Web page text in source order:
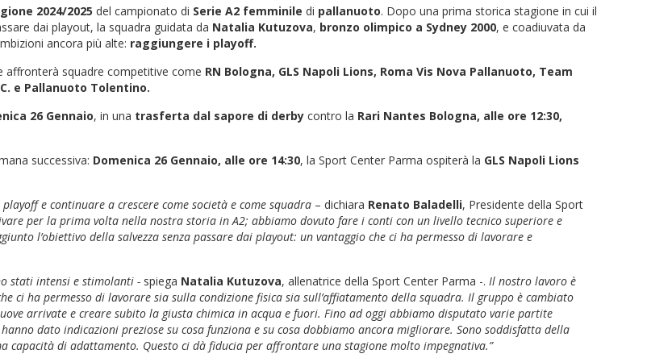
2024/2025 del campionato di Serie A2 femminile di pallanuoto. Dopo una prima storica stagione in cui il
dai playout, la squadra guidata da Natalia Kutuzova, bronzo olimpico a Sydney 2000, e coadiuvata da
ancora più alte: raggiungere i playoff.
affronterà squadre competitive come RN Bologna, GLS Napoli Lions, Roma Vis Nova Pallanuoto, Team
e Pallanuoto Tolentino.
26 Gennaio, in una trasferta dal sapore di derby contro la Rari Nantes Bologna, alle ore 12:30,
successiva: Domenica 26 Gennaio, alle ore 14:30, la Sport Center Parma ospiterà la GLS Napoli Lions
e continuare a crescere come società e come squadra – dichiara Renato Baladelli, Presidente della Sport
per la prima volta nella nostra storia in A2; abbiamo dovuto fare i conti con un livello tecnico superiore e
l’obiettivo della salvezza senza passare dai playout: un vantaggio che ci ha permesso di lavorare e
stati intensi e stimolanti - spiega Natalia Kutuzova, allenatrice della Sport Center Parma -. Il nostro lavoro è
ci ha permesso di lavorare sia sulla condizione fisica sia sull’affiatamento della squadra. Il gruppo è cambiato
arrivate e creare subito la giusta chimica in acqua e fuori. Fino ad oggi abbiamo disputato varie partite
dato indicazioni preziose su cosa funziona e su cosa dobbiamo ancora migliorare. Sono soddisfatta della
capacità di adattamento. Questo ci dà fiducia per affrontare una stagione molto impegnativa.”